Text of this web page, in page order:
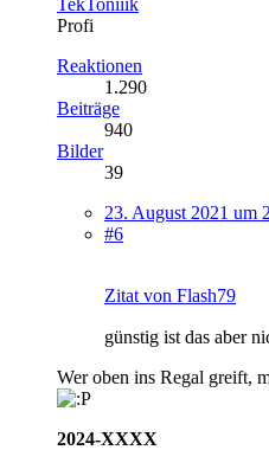
Profi
Reaktionen
1.290
Beiträge
940
Bilder
39
23. August 2021 um
#6
Zitat von Flash79
günstig ist das aber
Wer oben ins Regal greift,
2024-XXXX